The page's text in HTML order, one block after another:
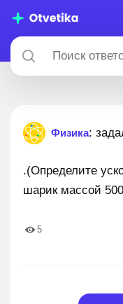
Физика:
.(Определите
шарик массой
5